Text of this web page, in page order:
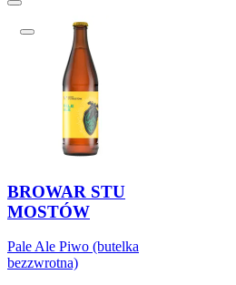
BROWAR STU
MOSTÓW
Pale Ale Piwo (butelka
bezzwrotna)